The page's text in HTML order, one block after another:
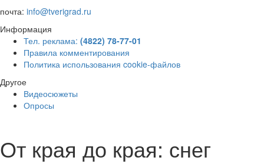
почта: info@tverigrad.ru
Информация
Тел. реклама: (4822) 78-77-01
Правила комментирования
Политика использования cookie-файлов
Другое
Видеосюжеты
Опросы
От края до края: снег